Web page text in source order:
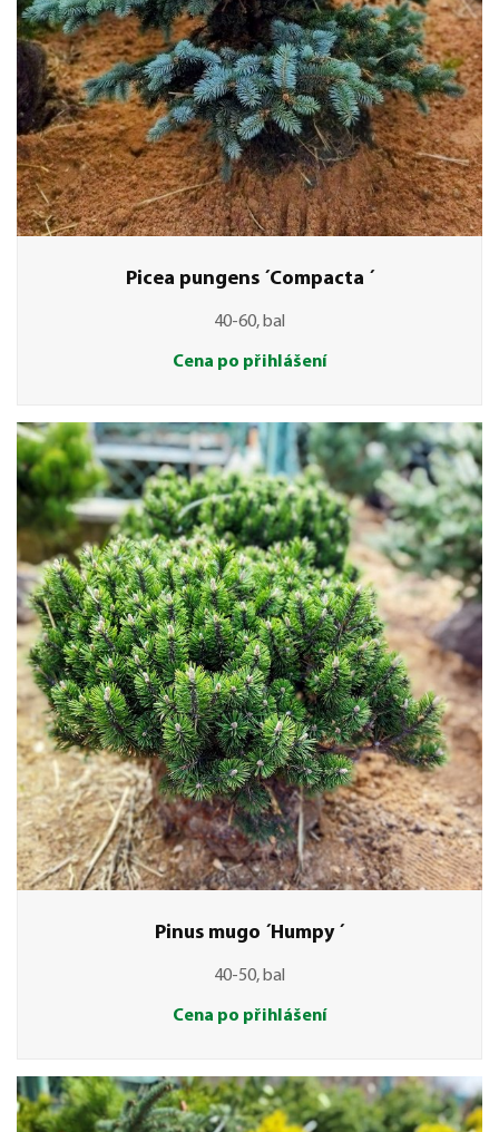
Picea pungens ´Compacta ´
40-60, bal
Cena po přihlášení
Pinus mugo ´Humpy ´
40-50, bal
Cena po přihlášení